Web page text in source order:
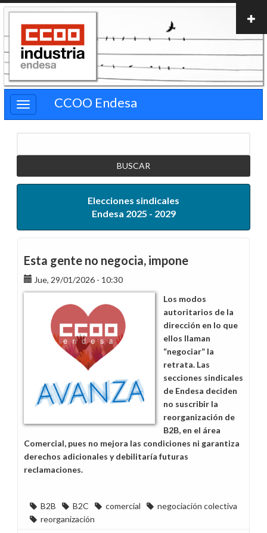
Pasar
contenido
principal
CCOO Endesa
Elecciones sindicales
Endesa 2025 - 2029
Esta gente no negocia, impone
Jue, 29/01/2026 - 10:30
Los modos
autoritarios de la
dirección en lo que
ellos llaman
“negociar” la
retrata. Las
secciones sindicales
de Endesa deciden
no suscribir la
reorganización de
B2B, en el área
Comercial, pues no mejora las condiciones ni garantiza
derechos adicionales y debilitaría futuras
reclamaciones.
B2B B2C comercial
negociación colectiva
reorganización